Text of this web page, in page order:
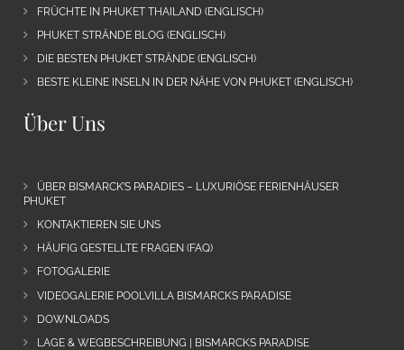
FRÜCHTE IN PHUKET THAILAND (ENGLISCH)
PHUKET STRÄNDE BLOG (ENGLISCH)
DIE BESTEN PHUKET STRÄNDE (ENGLISCH)
BESTE KLEINE INSELN IN DER NÄHE VON PHUKET (ENGLISCH)
Über Uns
ÜBER BISMARCK’S PARADIES – LUXURIÖSE FERIENHÄUSER
PHUKET
KONTAKTIEREN SIE UNS
HÄUFIG GESTELLTE FRAGEN (FAQ)
FOTOGALERIE
VIDEOGALERIE POOLVILLA BISMARCKS PARADISE
DOWNLOADS
LAGE & WEGBESCHREIBUNG | BISMARCKS PARADISE